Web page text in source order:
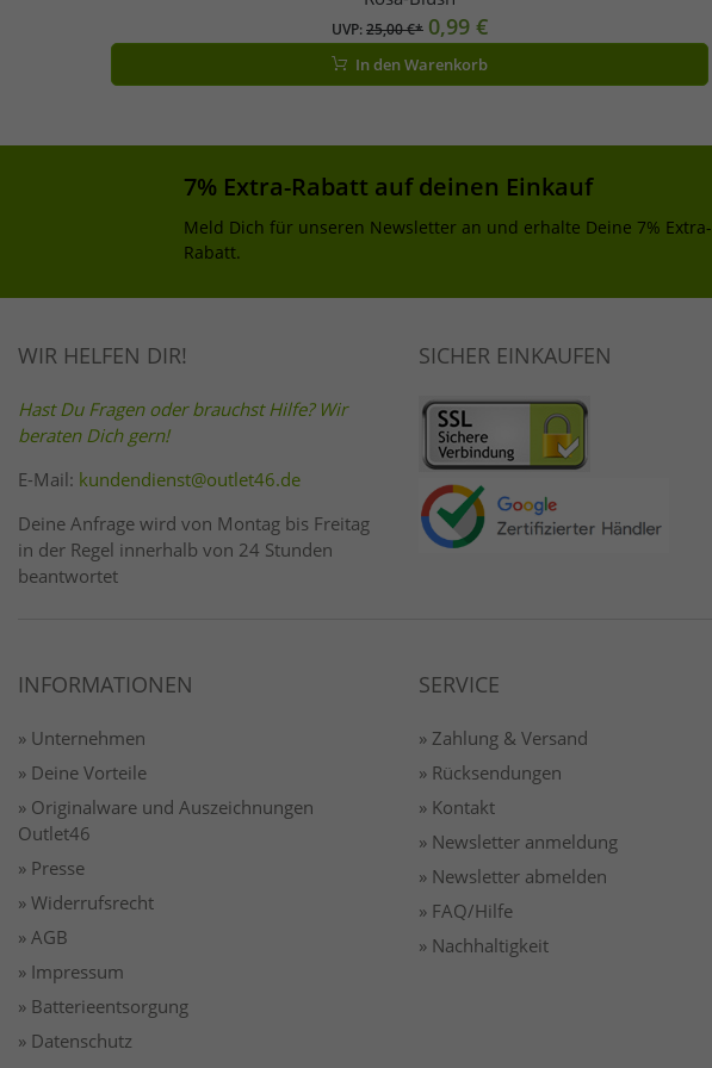
UVP:25,00 €* 0,99 €
In den Warenkorb
7% Extra-Rabatt auf deinen Einkauf
Meld Dich für unseren Newsletter an und erhalte Deine 7% Extra-
Rabatt.
WIR HELFEN DIR!
Hast Du Fragen oder brauchst Hilfe? Wir
beraten Dich gern!
E-Mail: kundendienst@outlet46.de
Deine Anfrage wird von Montag bis Freitag
in der Regel innerhalb von 24 Stunden
beantwortet
SICHER EINKAUFEN
INFORMATIONEN
» Unternehmen
» Deine Vorteile
» Originalware und Auszeichnungen
Outlet46
» Presse
» Widerrufsrecht
» AGB
» Impressum
» Batterieentsorgung
» Datenschutz
SERVICE
» Zahlung & Versand
» Rücksendungen
» Kontakt
» Newsletter anmeldung
» Newsletter abmelden
» FAQ/Hilfe
» Nachhaltigkeit